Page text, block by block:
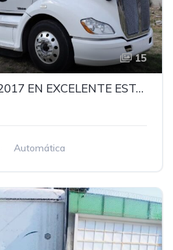
15
KENWORTH T680 2017 EN EXCELENTE ESTADO
Automática
neumáticos
Radio / Estereo
Vidrios eléctricos Blanco